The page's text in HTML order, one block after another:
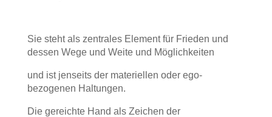
Sie steht als zentrales Element für Frieden und
dessen Wege und Weite und Möglichkeiten
und ist jenseits der materiellen oder ego-
bezogenen Haltungen.
Die gereichte Hand als Zeichen der